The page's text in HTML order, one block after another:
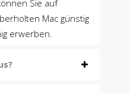
Sie auf
Mac günstig
erwerben.